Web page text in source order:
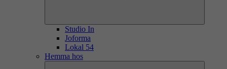
Studio In
Joforma
Lokal 54
Hemma hos